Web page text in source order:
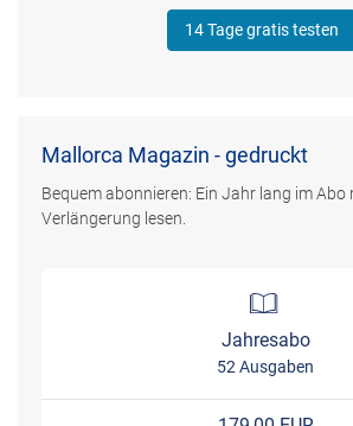
14 Tage gratis testen
Mallorca Magazin - gedruckt
Bequem abonnieren: Ein Jahr lang im
Verlängerung lesen.
Jahresabo
52 Ausgaben